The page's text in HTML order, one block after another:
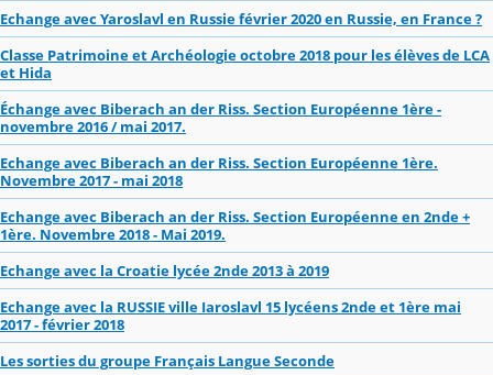
Echange avec Yaroslavl en Russie février 2020 en Russie, en France ?
Classe Patrimoine et Archéologie octobre 2018 pour les élèves de LCA
et Hida
Échange avec Biberach an der Riss. Section Européenne 1ère -
novembre 2016 / mai 2017.
Echange avec Biberach an der Riss. Section Européenne 1ère.
Novembre 2017 - mai 2018
Echange avec Biberach an der Riss. Section Européenne en 2nde +
1ère. Novembre 2018 - Mai 2019.
Echange avec la Croatie lycée 2nde 2013 à 2019
Echange avec la RUSSIE ville Iaroslavl 15 lycéens 2nde et 1ère mai
2017 - février 2018
Les sorties du groupe Français Langue Seconde